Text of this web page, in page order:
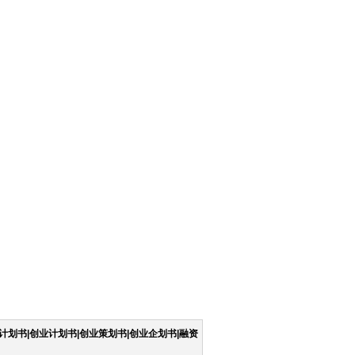
划书|创业计划书|创业策划书|创业企划书|融资